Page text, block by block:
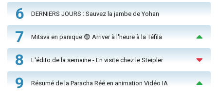
6 DERNIERS JOURS : Sauvez la jambe de Yohan
7 Mitsva en panique 😨 Arriver à l'heure à la Téfila
8 L'édito de la semaine - En visite chez le Steipler
9 Résumé de la Paracha Réé en animation Vidéo IA